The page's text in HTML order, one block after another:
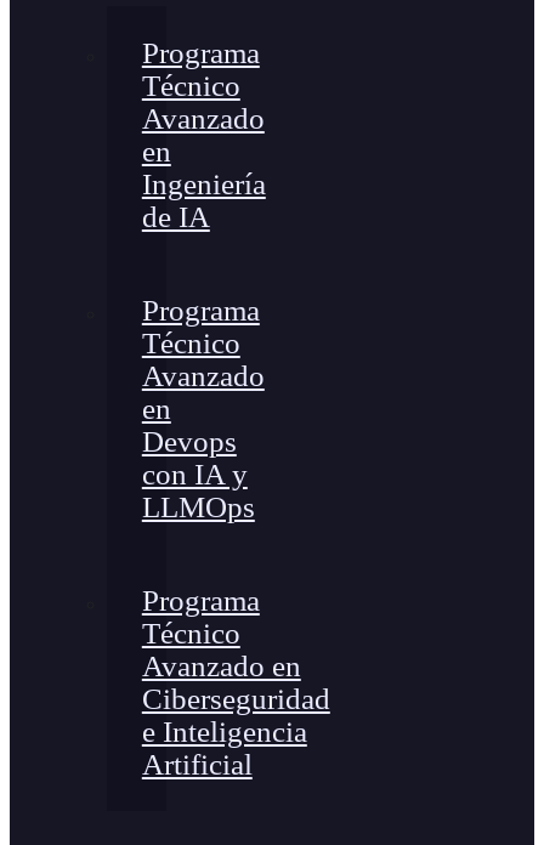
Programa
Técnico
Avanzado
en
Ingeniería
de IA
Programa
Técnico
Avanzado
en
Devops
con IA y
LLMOps
Programa
Técnico
Avanzado en
Ciberseguridad
e Inteligencia
Artificial